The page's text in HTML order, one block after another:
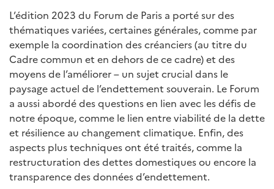
L’édition 2023 du Forum de Paris a porté sur des
thématiques variées, certaines générales, comme par
exemple la coordination des créanciers (au titre du
Cadre commun et en dehors de ce cadre) et des
moyens de l’améliorer – un sujet crucial dans le
paysage actuel de l’endettement souverain. Le Forum
a aussi abordé des questions en lien avec les défis de
notre époque, comme le lien entre viabilité de la dette
et résilience au changement climatique. Enfin, des
aspects plus techniques ont été traités, comme la
restructuration des dettes domestiques ou encore la
transparence des données d’endettement.